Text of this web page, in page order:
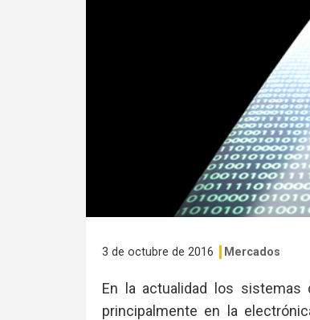
3 de octubre de 2016 Mercados
En la actualidad los
principalmente en la